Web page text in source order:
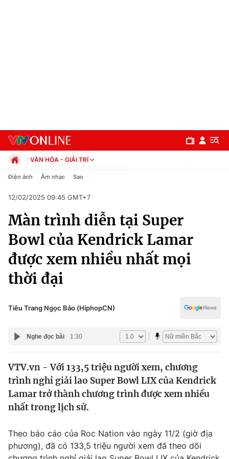
Chuyên mục
Chính trị
Xã hội
Tin tức
Thế giới đó đây
Câu chuyện quốc tế
Kinh tế
Tài chính
Góc doanh nghiệp
Dữ liệu và đời sống
Truyền hình
VĂN HÓA - GIẢI TRÍ
Chính trị
Pháp luật
Kinh tế
Thể thao
Truyền hình
Văn hóa - Giải trí
Đời sống
Giáo dục
Điện ảnh Âm nhạc Sao
12/02/2025 09:45 GMT+7
Màn trình diễn tại Super
Bowl của Kendrick Lamar
được xem nhiều nhất mọi
thời đại
Tiêu Trang Ngọc Bảo (HiphopCN)
Nghe đọc bài 1:30
VTV.vn - Với 133,5 triệu người xem, chương
trình nghỉ giải lao Super Bowl LIX của Kendrick
Lamar trở thành chương trình được xem nhiều
nhất trong lịch sử.
Theo báo cáo của Roc Nation vào ngày 11/2 (giờ địa
phương), đã có 133,5 triệu người xem đã theo dõi